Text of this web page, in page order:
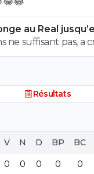
au Real
ne suffisant pas, a
uns de
Réal et continue
Résultats
V N D BP BC
0 0 0 0 0